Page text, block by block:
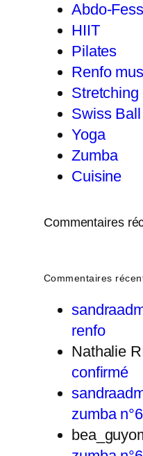
Abdo-
HIIT
Pilates
Renfo
Stretching
Swiss Ball
Yoga
Zumba
Cuisine
Commentaires
Commentaires
renfo
Nathalie
confirmé
zumba